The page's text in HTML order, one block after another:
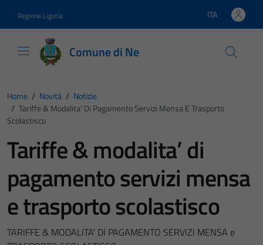
Regione Liguria Lingua attiva:
ITA
Comune di Ne
Home / Novità / Notizie
/ Tariffe & Modalita’ Di Pagamento Servizi Mensa E Trasporto
Scolastisco
Tariffe & modalita’ di
pagamento servizi mensa
e trasporto scolastisco
TARIFFE & MODALITA' DI PAGAMENTO SERVIZI MENSA e